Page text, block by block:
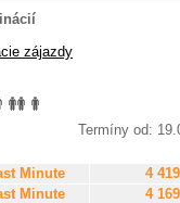
zájazdy
Termíny od:
Minute 4
Minute 4